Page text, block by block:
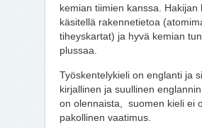
kemian tiimien kanssa. Hakijan
käsitellä rakennetietoa
tiheyskartat) ja hyvä kemian
plussaa.
Työskentelykieli on englanti ja
kirjallinen ja suullinen
on olennaista, suomen kieli ei
pakollinen vaatimus.